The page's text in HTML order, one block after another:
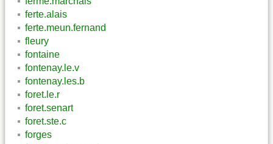
ferte.alais
ferte.meun.fernand
fleury
fontaine
fontenay.le.v
fontenay.les.b
foret.le.r
foret.senart
foret.ste.c
forges